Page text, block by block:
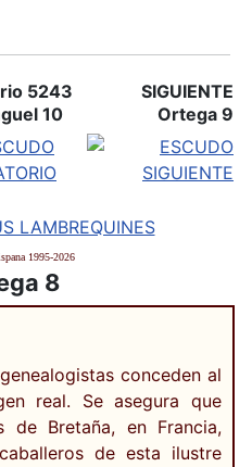
5243
10
SIGUIENTE
Ortega 9
1995-2026
8
conceden al
real. Se asegura que
de Bretaña, en Francia,
de esta ilustre